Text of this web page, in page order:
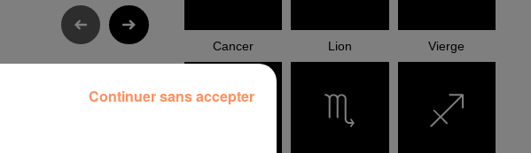
Cancer Lion Vierge
Continuer sans accepter